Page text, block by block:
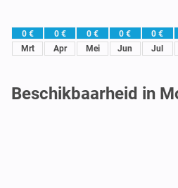
0 €
Mrt
0 €
Apr
0 €
Mei
0 €
Jun
0 €
Jul
Beschikbaarheid in